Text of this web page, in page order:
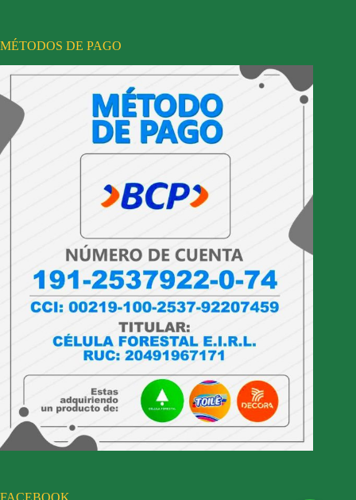
MÉTODOS DE PAGO
FACEBOOK